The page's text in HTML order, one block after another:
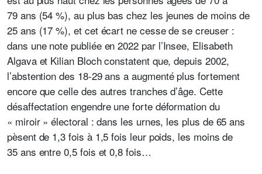
79 ans (54 %), au plus bas chez les jeunes de moins de
25 ans (17 %), et cet écart ne cesse de se creuser :
dans une note publiée en 2022 par l’Insee, Elisabeth
Algava et Kilian Bloch constatent que, depuis 2002,
l’abstention des 18-29 ans a augmenté plus fortement
encore que celle des autres tranches d’âge. Cette
désaffectation engendre une forte déformation du
« miroir » électoral : dans les urnes, les plus de 65 ans
pèsent de 1,3 fois à 1,5 fois leur poids, les moins de
35 ans entre 0,5 fois et 0,8 fois…